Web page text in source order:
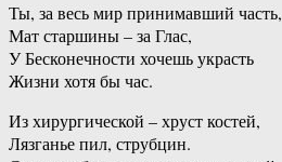
Ты, за весь мир принимавший часть,
Мат старшины – за Глас,
У Бесконечности хочешь украсть
Жизни хотя бы час.
Из хирургической – хруст костей,
Лязганье пил, струбцин.